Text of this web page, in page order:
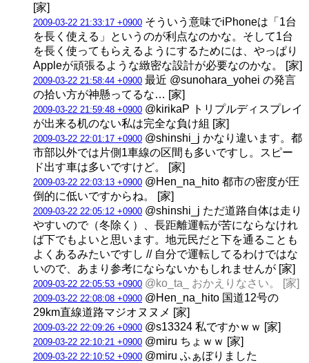
[家]
2009-03-22 21:33:17 +0900 そういう意味でiPhoneは「1台
を長く使える」というのが利点なのかな。そして1台
を長く使ってもらえるようにするためには、やっぱり
Appleが頑張るような緻密な設計が必要なのかな。 [家]
2009-03-22 21:58:44 +0900 最近 @sunohara_yohei の発言
の拾い方が神懸ってるな… [家]
2009-03-22 21:59:48 +0900 @kirikaP トリプルディスプレイ
が出来る机のない私は完全な負け組 [家]
2009-03-22 22:01:17 +0900 @shinshi_j かなり違います。都
市部以外では片側1車線の区間も多いですし。スピー
ド出す車は多いですけど。 [家]
2009-03-22 22:03:13 +0900 @Hen_na_hito 都市の密度が圧
倒的に低いですからね。 [家]
2009-03-22 22:05:12 +0900 @shinshi_j ただ道路自体は走り
やすいので（冬除く）、長距離運転が苦にならなけれ
ば下でもよいと思います。地元民だと下を通ることも
よくあるみたいですし // 自分で運転してるわけではな
いので、あまり参考にならないかもしれませんが [家]
2009-03-22 22:05:53 +0900 @ko_ta_ おかえりなさい。 [家]
2009-03-22 22:08:08 +0900 @Hen_na_hito 国道12号の
29km直線道路マジオヌヌメ [家]
2009-03-22 22:09:26 +0900 @s13324 私ですかｗｗ [家]
2009-03-22 22:10:21 +0900 @miru ちょｗｗ [家]
2009-03-22 22:10:52 +0900 @miru ふぁぼりました